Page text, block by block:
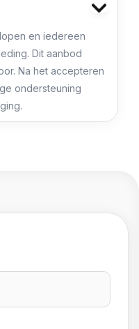
en iedereen
Dit aanbod
Na het accepteren
ondersteuning